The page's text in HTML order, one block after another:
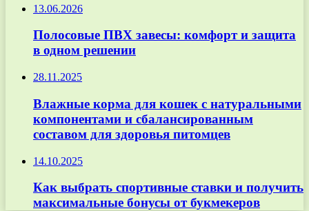
13.06.2026
Полосовые ПВХ завесы: комфорт и защита
в одном решении
28.11.2025
Влажные корма для кошек с натуральными
компонентами и сбалансированным
составом для здоровья питомцев
14.10.2025
Как выбрать спортивные ставки и получить
максимальные бонусы от букмекеров